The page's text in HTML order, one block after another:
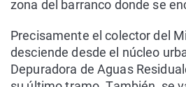
zona del barranco donde se
Precisamente el colector del
desciende desde el núcleo
Depuradora de Aguas